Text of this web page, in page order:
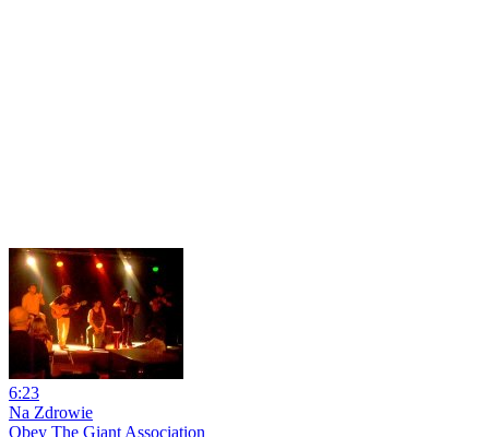
6:23
Na Zdrowie
Obey The Giant Association